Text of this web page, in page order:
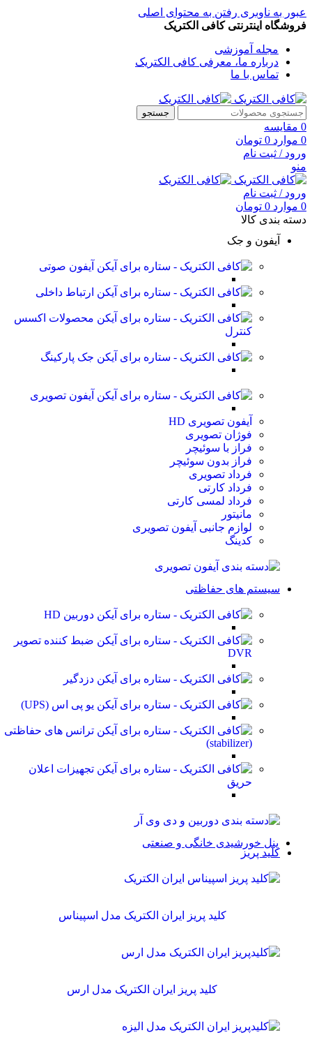
عبور به ناوبری رفتن به محتوای اصلی
فروشگاه اینترنتی کافی الکتریک
مجله آموزشی
درباره ما، معرفی کافی الکتریک
تماس با ما
جستجو
0 مقایسه
0 موارد 0 تومان
ورود / ثبت نام
منو
ورود / ثبت نام
0 موارد 0 تومان
دسته بندی کالا
آیفون و جک
آیفون صوتی
ارتباط داخلی
محصولات اکسس
کنترل
جک پارکینگ
آیفون تصویری
آیفون تصویری HD
فوژان تصویری
فراز با سوئیچر
فراز بدون سوئیچر
فرداد تصویری
فرداد کارتی
فرداد لمسی کارتی
مانیتور
لوازم جانبی آیفون تصویری
کدینگ
سیستم های حفاظتی
دوربین HD
ضبط کننده تصویر
DVR
دزدگیر
یو پی اس (UPS)
ترانس های حفاظتی
(stabilizer)
تجهیزات اعلان
حریق
پنل خورشیدی خانگی و صنعتی
کلید پریز
کلید پریز ایران الکتریک مدل اسپیناس
کلید پریز ایران الکتریک مدل ارس